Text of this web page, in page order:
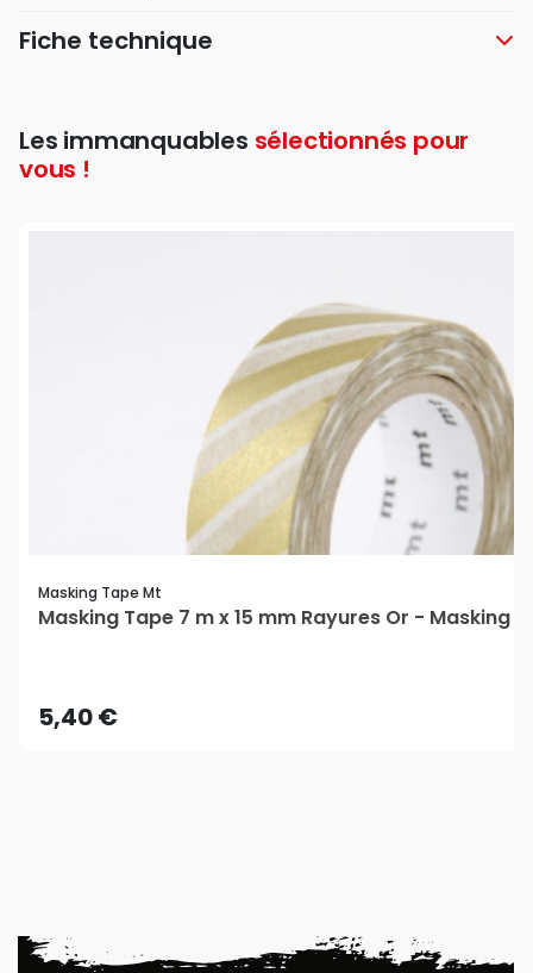
Fiche technique
Les immanquables sélectionnés pour
vous !
Masking Tape Mt
Masking Tape 7 m x 15 mm Rayures Or - Masking
5,40 €